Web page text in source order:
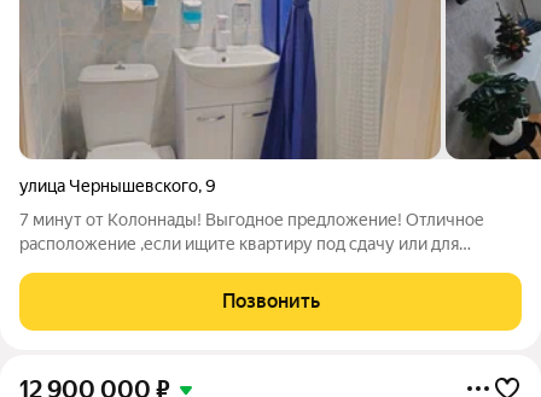
улица Чернышевского,9
7 минут от Колоннады! Выгодное предложение! Отличное
расположение ,если ищите квартиру под сдачу или для
хорошие соседи,курортная зона. В квартире выполнен ремонт,
полностью новая проводка,
Позвонить
12 900 000 ₽